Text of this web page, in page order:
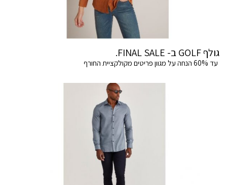
גולף GOLF ב- FINAL SALE.
עד 60% הנחה על מגוון פריטים מקולקציית החורף